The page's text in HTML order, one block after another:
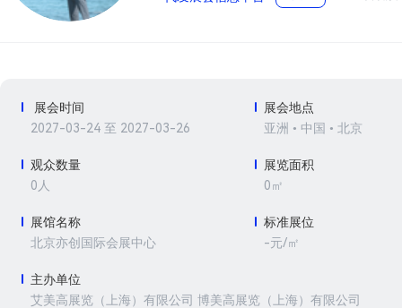
展会时间
2027-03-24 至 2027-03-26
展会地点
亚洲 • 中国 • 北京
观众数量
0人
展览面积
0㎡
展馆名称
北京亦创国际会展中心
标准展位
-元/㎡
主办单位
艾美高展览（上海）有限公司 博美高展览（上海）有限公司